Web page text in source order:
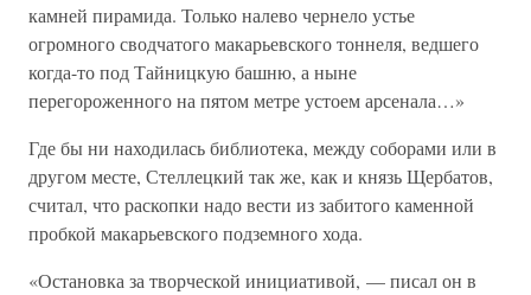
камней пирамида. Только налево чернело устье
огромного сводчатого макарьевского тоннеля, ведшего
когда-то под Тайницкую башню, а ныне
перегороженного на пятом метре устоем арсенала…»
Где бы ни находилась библиотека, между соборами или в
другом месте, Стеллецкий так же, как и князь Щербатов,
считал, что раскопки надо вести из забитого каменной
пробкой макарьевского подземного хода.
«Остановка за творческой инициативой, — писал он в